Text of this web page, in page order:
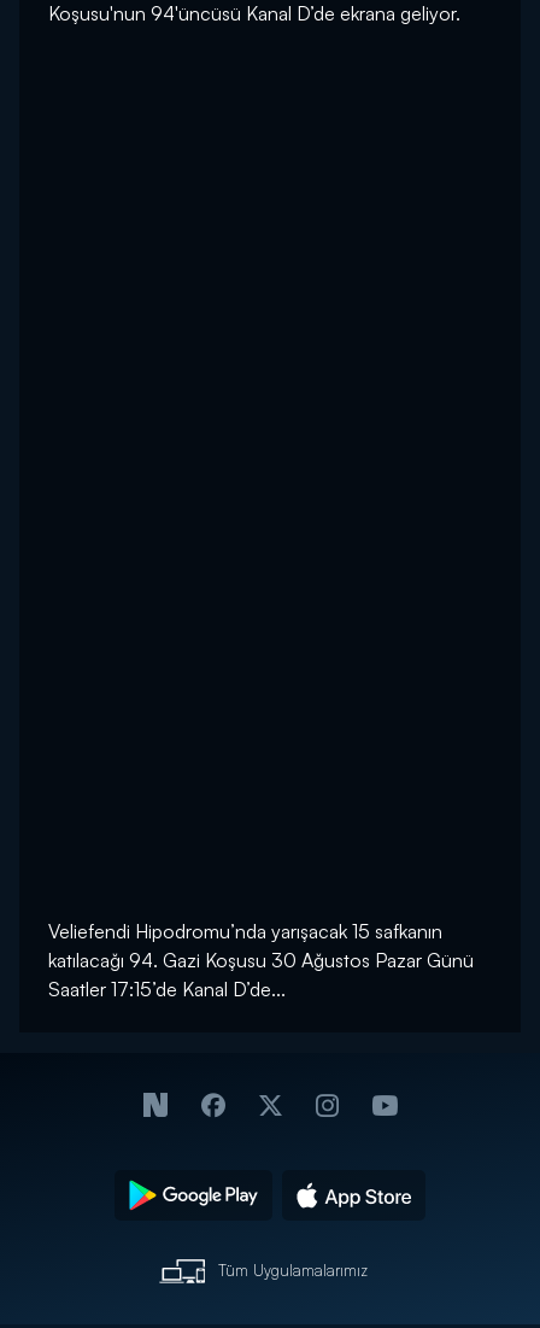
Koşusu'nun 94'üncüsü Kanal D’de ekrana geliyor.
Veliefendi Hipodromu’nda yarışacak 15 safkanın
katılacağı 94. Gazi Koşusu 30 Ağustos Pazar Günü
Saatler 17:15’de Kanal D’de...
Tüm Uygulamalarımız